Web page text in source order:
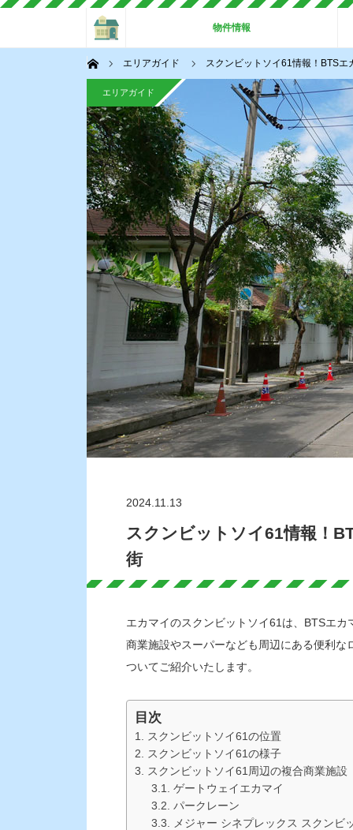
物件情報
ホーム エリアガイド スクンビットソイ61情報！BTS
エリアガイド
2024.11.13
スクンビットソイ61情報！
街
エカマイのスクンビットソイ61は、BTSエ
商業施設やスーパーなども周辺にある便利
ついてご紹介いたします。
目次
スクンビットソイ61の位置
スクンビットソイ61の様子
スクンビットソイ61周辺の複合商業施設
ゲートウェイエカマイ
パークレーン
メジャー シネプレックス スクンビ